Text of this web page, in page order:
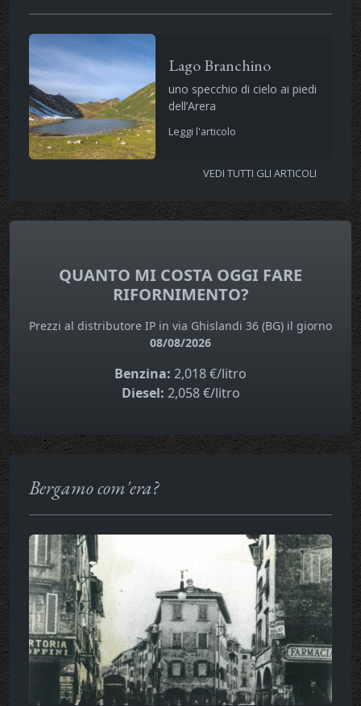
Lago Branchino
uno specchio di cielo ai piedi
dell’Arera
Leggi l'articolo
VEDI TUTTI GLI ARTICOLI
QUANTO MI COSTA OGGI FARE
RIFORNIMENTO?
Prezzi al distributore IP in via Ghislandi 36 (BG) il giorno
08/08/2026
Benzina: 2,018 €/litro
Diesel: 2,058 €/litro
Bergamo com'era?